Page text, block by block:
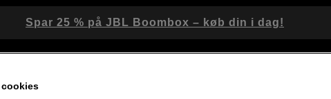
Unit
Spar 25 % på JBL Boombox – køb din i dag!